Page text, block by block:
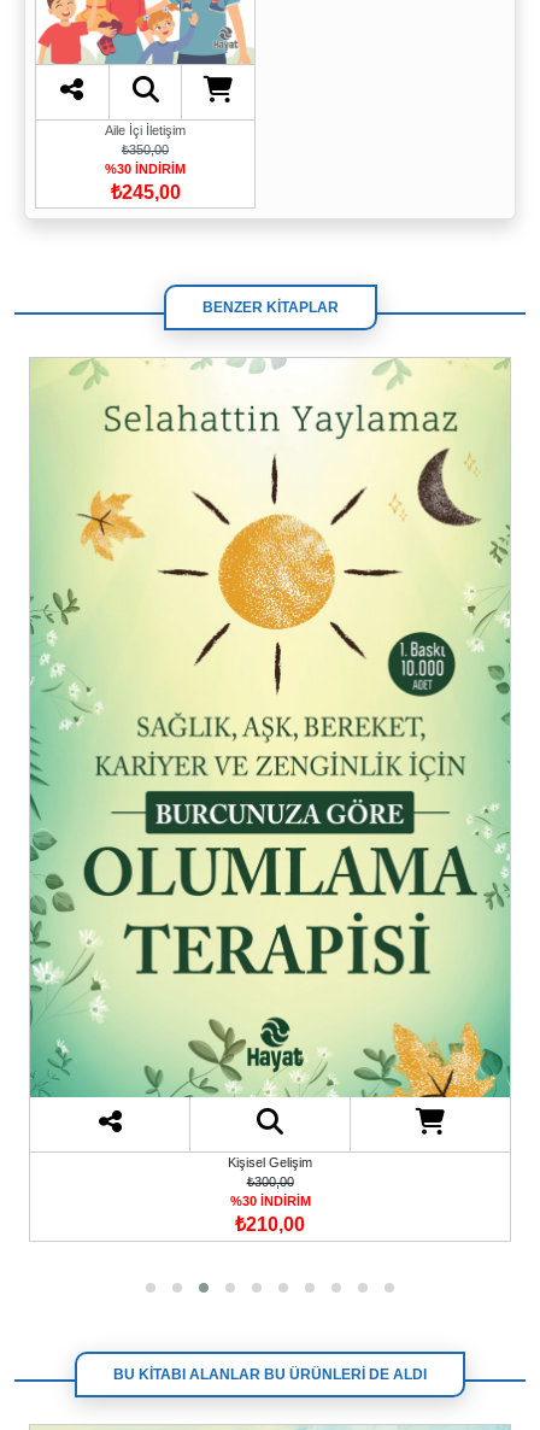
Aile İçi İletişim
₺350,00
%30 İNDİRİM
₺245,00
BENZER KİTAPLAR
Kişisel Gelişim
₺300,00
%30 İNDİRİM
₺210,00
BU KİTABI ALANLAR BU ÜRÜNLERİ DE ALDI